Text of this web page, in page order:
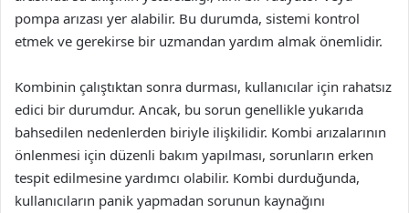
pompa arızası yer alabilir. Bu durumda, sistemi kontrol
etmek ve gerekirse bir uzmandan yardım almak önemlidir.
Kombinin çalıştıktan sonra durması, kullanıcılar için rahatsız
edici bir durumdur. Ancak, bu sorun genellikle yukarıda
bahsedilen nedenlerden biriyle ilişkilidir. Kombi arızalarının
önlenmesi için düzenli bakım yapılması, sorunların erken
tespit edilmesine yardımcı olabilir. Kombi durduğunda,
kullanıcıların panik yapmadan sorunun kaynağını